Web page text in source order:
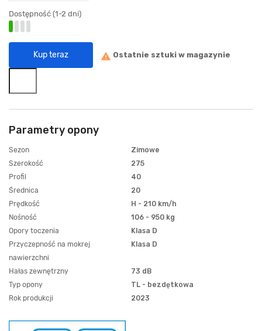
Dostępność (1-2 dni)
Kup teraz warning Ostatnie sztuki w magazynie
Parametry opony
Sezon
Zimowe
Szerokość
275
Profil
40
Średnica
20
Prędkość
H - 210 km/h
Nośność
106 - 950 kg
Opory toczenia
Klasa D
Przyczepność na mokrej
nawierzchni
Klasa D
Hałas zewnętrzny
73 dB
Typ opony
TL - bezdętkowa
Rok produkcji
2023